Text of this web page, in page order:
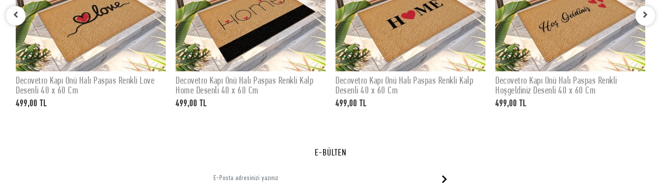
SEPETE EKLE
Decovetro Kapı Önü Halı Paspas Renkli Love
Desenli 40 x 60 Cm
499,00 TL
SEPETE EKLE
Decovetro Kapı Önü Halı Paspas Renkli Kalp
Home Desenli 40 x 60 Cm
499,00 TL
SEPETE EKLE
Decovetro Kapı Önü Halı Paspas Renkli Kalp
Desenli 40 x 60 Cm
499,00 TL
SEPETE EKLE
Decovetro Kapı Önü Halı Paspas Renkli
Hoşgeldiniz Desenli 40 x 60 Cm
499,00 TL
E-BÜLTEN